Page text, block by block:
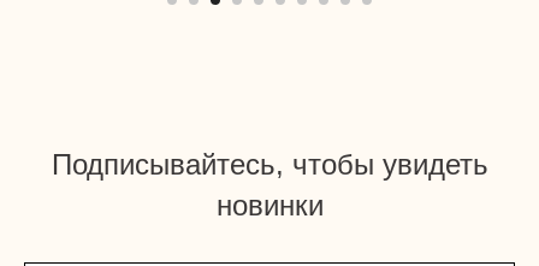
Подписывайтесь, чтобы увидеть
новинки